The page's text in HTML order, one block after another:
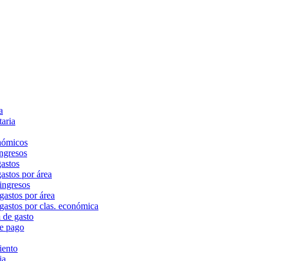
por área
por área
por clas. económica
gasto
pago